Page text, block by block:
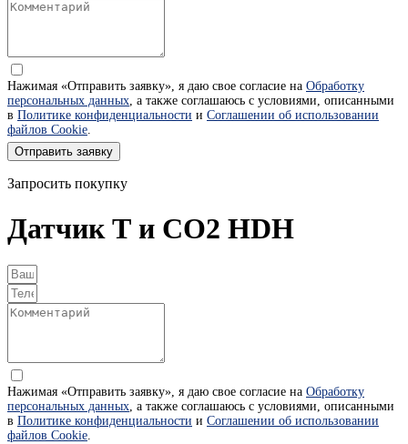
Нажимая «Отправить заявку», я даю свое согласие на Обработку
персональных данных, а также соглашаюсь с условиями, описанными
в Политике конфиденциальности и Соглашении об использовании
файлов Cookie.
Отправить заявку
Запросить покупку
Датчик Т и CO2 HDH
Нажимая «Отправить заявку», я даю свое согласие на Обработку
персональных данных, а также соглашаюсь с условиями, описанными
в Политике конфиденциальности и Соглашении об использовании
файлов Cookie.